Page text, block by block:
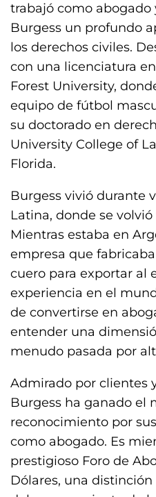
trabajó como abogado
Burgess un profundo
los derechos civiles.
con una licenciatura
Forest University,
equipo de fútbol
su doctorado en
University College of
Florida.
Burgess vivió durante
Latina, donde se
Mientras estaba en
empresa que
cuero para exportar al
experiencia en el
de convertirse en
entender una
menudo pasada por
Admirado por clientes
Burgess ha ganado el
reconocimiento por
como abogado. Es
prestigioso Foro de
Dólares, una